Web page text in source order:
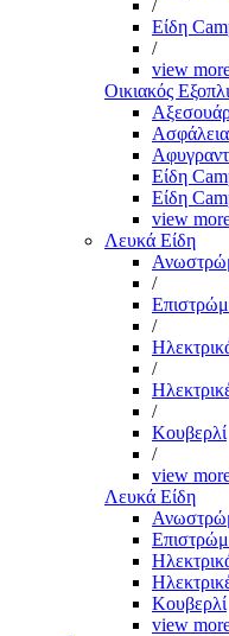
/
Είδη
/
view
Οικιακός
Ασφάλεια
Είδη
Είδη
view
Λευκά Είδη
/
/
/
/
Κουβερλί
/
view
Λευκά Είδη
Κουβερλί
view